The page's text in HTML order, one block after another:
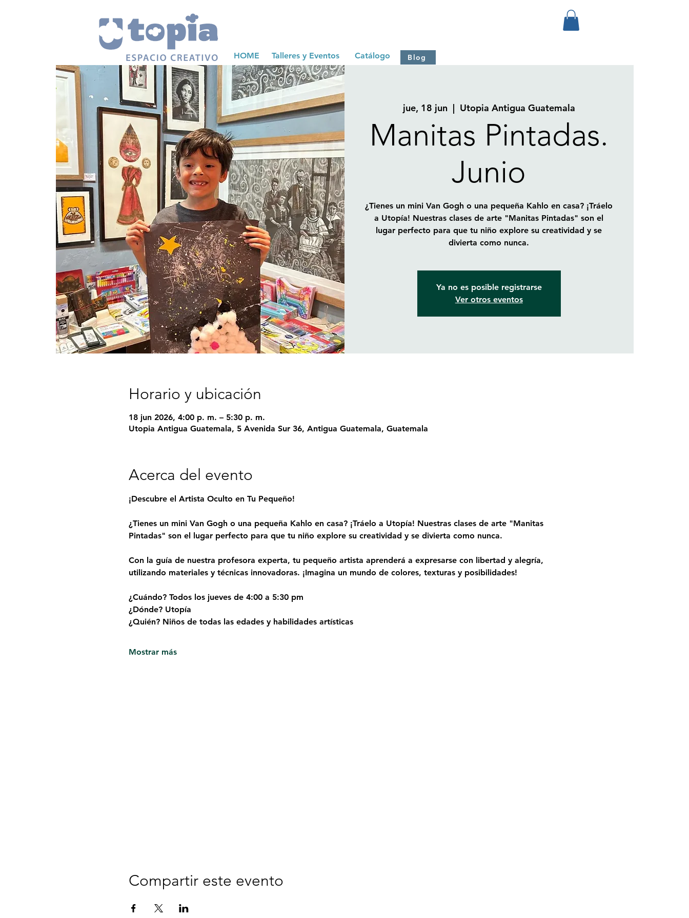
HOME Talleres y Eventos Catálogo Blog
jue, 18 jun
  |
Utopia Antigua Guatemala
Manitas Pintadas.
Junio
¿Tienes un mini Van Gogh o una pequeña Kahlo en casa? ¡Tráelo
a Utopía! Nuestras clases de arte "Manitas Pintadas" son el
lugar perfecto para que tu niño explore su creatividad y se
divierta como nunca.
Ya no es posible registrarse
Ver otros eventos
Horario y ubicación
18 jun 2026, 4:00 p. m. – 5:30 p. m.
Utopia Antigua Guatemala, 5 Avenida Sur 36, Antigua Guatemala, Guatemala
Acerca del evento
¡Descubre el Artista Oculto en Tu Pequeño!
¿Tienes un mini Van Gogh o una pequeña Kahlo en casa? ¡Tráelo a Utopía! Nuestras clases de arte "Manitas
Pintadas" son el lugar perfecto para que tu niño explore su creatividad y se divierta como nunca.
Con la guía de nuestra profesora experta, tu pequeño artista aprenderá a expresarse con libertad y alegría,
utilizando materiales y técnicas innovadoras. ¡Imagina un mundo de colores, texturas y posibilidades!
¿Cuándo? Todos los jueves de 4:00 a 5:30 pm
¿Dónde? Utopía
¿Quién? Niños de todas las edades y habilidades artísticas
Mostrar más
Compartir este evento